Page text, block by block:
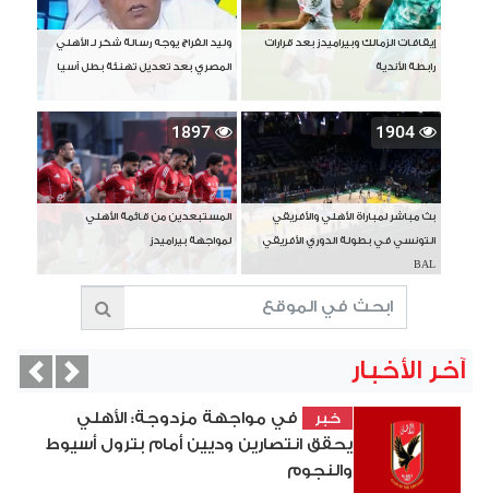
إيقافات الزمالك وبيراميدز بعد قرارات
رابطة الأندية
وليد الفراج يوجه رسالة شكر لـ الأهلي
المصري بعد تعديل تهنئة بطل آسيا
1904
بث مباشر لمباراة الأهلي والأفريقي
التونسي في بطولة الدوري الأفريقي
BAL
1897
المستبعدين من قائمة الأهلي
لمواجهة بيراميدز
آخر الأخبار
خبر
في مواجهة مزدوجة: الأهلي
يحقق انتصارين وديين أمام بترول أسيوط
والنجوم
Next